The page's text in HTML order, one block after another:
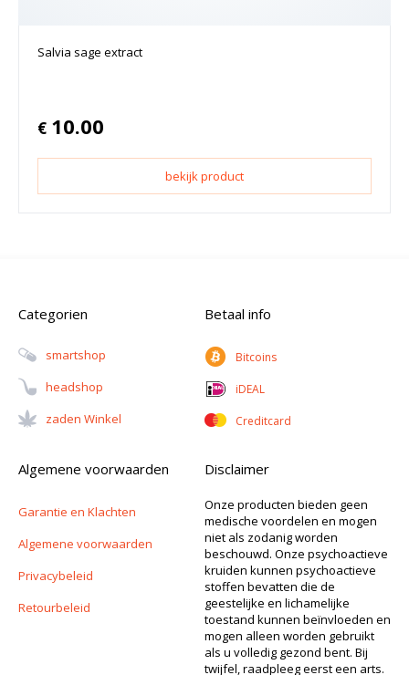
Salvia sage extract
€ 10.00
bekijk product
Categorien
Smartshop
Headshop
Zaden Winkel
Betaal info
Bitcoins
iDEAL
Creditcard
Algemene voorwaarden
Garantie en Klachten
Algemene voorwaarden
Privacybeleid
Retourbeleid
Disclaimer
Onze producten bieden geen
medische voordelen en mogen
niet als zodanig worden
beschouwd. Onze psychoactieve
kruiden kunnen psychoactieve
stoffen bevatten die de
geestelijke en lichamelijke
toestand kunnen beïnvloeden en
mogen alleen worden gebruikt
als u volledig gezond bent. Bij
twijfel, raadpleeg eerst een arts.